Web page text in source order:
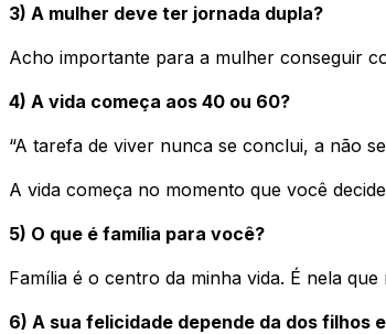
3) A mulher deve ter jornada dupla?
Acho importante para a mulher conseguir
4) A vida começa aos 40 ou 60?
“A tarefa de viver nunca se conclui, a não
A vida começa no momento que você
5) O que é família para você?
Família é o centro da minha vida. É nela que
6) A sua felicidade depende da dos filhos